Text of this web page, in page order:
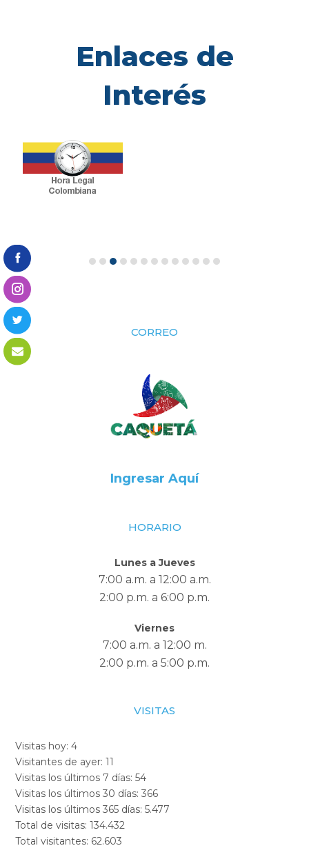
Enlaces de
Interés
CORREO
Ingresar Aquí
HORARIO
Lunes a Jueves
7:00 a.m. a 12:00 a.m.
2:00 p.m. a 6:00 p.m.
Viernes
7:00 a.m. a 12:00 m.
2:00 p.m. a 5:00 p.m.
VISITAS
Visitas hoy:4
Visitantes de ayer:11
Visitas los últimos 7 días:54
Visitas los últimos 30 días:366
Visitas los últimos 365 días:5.477
Total de visitas:134.432
Total visitantes: 62.603